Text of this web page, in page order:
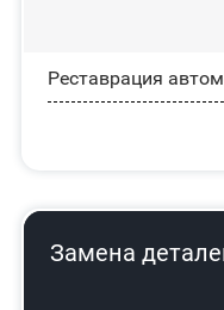
Реставрация
Замена